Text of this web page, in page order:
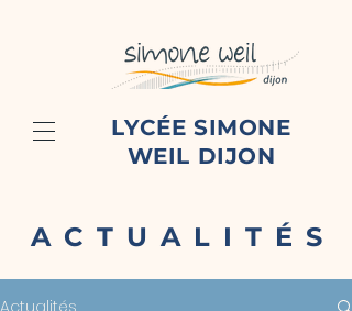
LYCÉE SIMONE
WEIL DIJON
ACTUALITÉS
Actualités